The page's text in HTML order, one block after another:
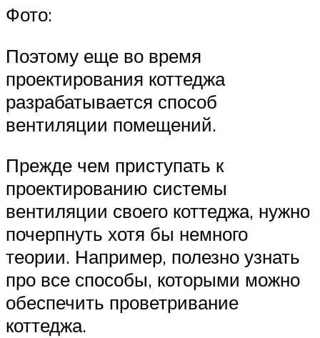
Фото:
Поэтому еще во время
проектирования коттеджа
разрабатывается способ
вентиляции помещений.
Прежде чем приступать к
проектированию системы
вентиляции своего коттеджа, нужно
почерпнуть хотя бы немного
теории. Например, полезно узнать
про все способы, которыми можно
обеспечить проветривание
коттеджа.